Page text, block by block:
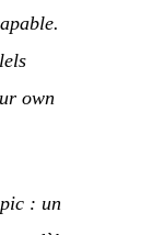
own
: un